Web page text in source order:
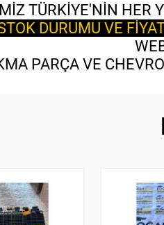
TÜRKİYE'NİN HER
DURUMU VE
PARÇA VE